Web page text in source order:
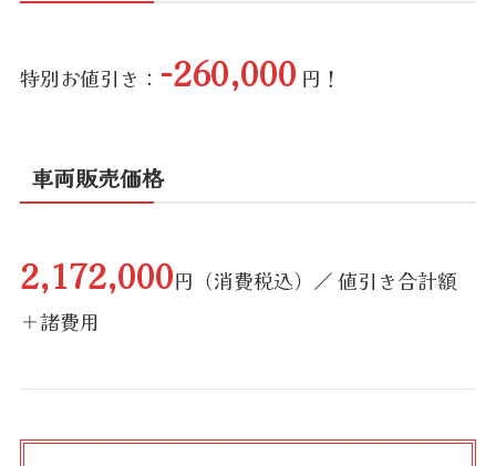
特別お値引き： -260,000 円！
車両販売価格
2,172,000円（消費税込）／ 値引き合計額
＋諸費用